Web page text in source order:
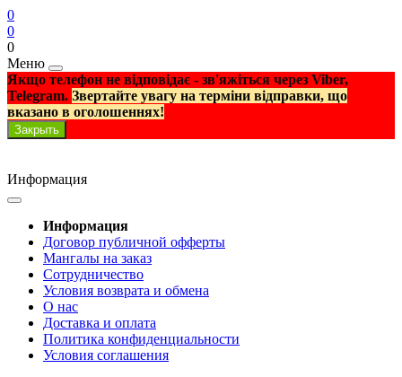
0
0
0
Меню
Якщо телефон не відповідає - зв'яжіться через Viber,
Telegram. Звертайте увагу на терміни відправки, що
вказано в оголошеннях!
Закрыть
Информация
Информация
Договор публичной офферты
Мангалы на заказ
Сотрудничество
Условия возврата и обмена
О нас
Доставка и оплата
Политика конфиденциальности
Условия соглашения